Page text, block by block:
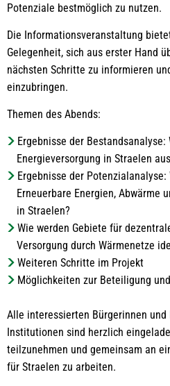
Potenziale bestmöglich zu nutzen.
Die Informationsveranstaltung
Gelegenheit, sich aus erster Hand
nächsten Schritte zu informieren
einzubringen.
Themen des Abends:
Ergebnisse der
Energieversorgung in Straelen
Ergebnisse der
Erneuerbare Energien, Abwärme
in Straelen?
Wie werden Gebiete für
Versorgung durch Wärmenetze
Weiteren Schritte im Projekt
Möglichkeiten zur Beteiligung
Alle interessierten Bürgerinnen und
Institutionen sind herzlich
teilzunehmen und gemeinsam an
für Straelen zu arbeiten.